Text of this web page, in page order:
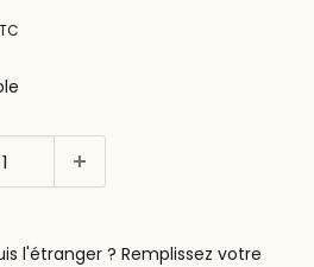
l'étranger ? Remplissez votre